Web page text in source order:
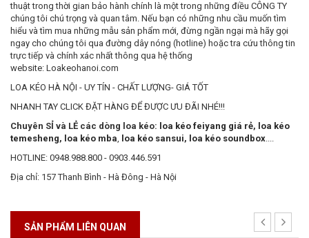
thuật trong thời gian bảo hành chính là một trong những điều CÔNG TY
chúng tôi chú trọng và quan tâm. Nếu bạn có những nhu cầu muốn tìm
hiểu và tìm mua những mẫu sản phẩm mới, đừng ngần ngại mà hãy gọi
ngay cho chúng tôi qua đường dây nóng (hotline) hoặc tra cứu thông tin
trực tiếp và chính xác nhất thông qua hệ thống
website: Loakeohanoi.com
LOA KÉO HÀ NỘI - UY TÍN - CHẤT LƯỢNG- GIÁ TỐT
NHANH TAY CLICK ĐẶT HÀNG ĐỂ ĐƯỢC ƯU ĐÃI NHÉ!!!
Chuyên SỈ và LẺ các dòng loa kéo: loa kéo feiyang giá rẻ, loa kéo
temesheng, loa kéo mba, loa kéo sansui, loa kéo soundbox....
HOTLINE: 0948.988.800 - 0903.446.591
Địa chỉ: 157 Thanh Bình - Hà Đông - Hà Nội
SẢN PHẨM LIÊN QUAN